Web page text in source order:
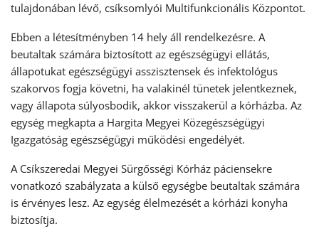
tulajdonában lévő, csíksomlyói Multifunkcionális Központot.
Ebben a létesítményben 14 hely áll rendelkezésre. A
beutaltak számára biztosított az egészségügyi ellátás,
állapotukat egészségügyi asszisztensek és infektológus
szakorvos fogja követni, ha valakinél tünetek jelentkeznek,
vagy állapota súlyosbodik, akkor visszakerül a kórházba. Az
egység megkapta a Hargita Megyei Közegészségügyi
Igazgatóság egészségügyi működési engedélyét.
A Csíkszeredai Megyei Sürgősségi Kórház páciensekre
vonatkozó szabályzata a külső egységbe beutaltak számára
is érvényes lesz. Az egység élelmezését a kórházi konyha
biztosítja.